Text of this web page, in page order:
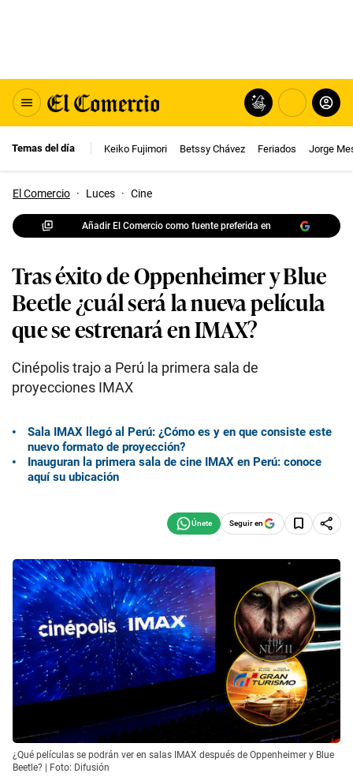
Temas del día Keiko Fujimori Betssy Chávez Feriados Jorge
El Comercio · Luces · Cine
Añadir El Comercio como fuente preferida en
Tras éxito de Oppenheimer y Blue
Beetle ¿cuál será la nueva película
que se estrenará en IMAX?
Cinépolis trajo a Perú la primera sala de
proyecciones IMAX
Sala IMAX llegó al Perú: ¿Cómo es y en que consiste este
nuevo formato de proyección?
Inauguran la primera sala de cine IMAX en Perú: conoce
aquí su ubicación
Seguir en
¿Qué películas se podrán ver en salas IMAX después de Oppenheimer y Blue
Beetle? | Foto: Difusión